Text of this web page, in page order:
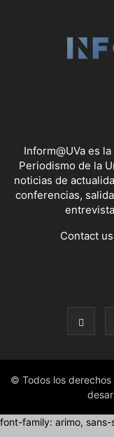
Inform@UVa es
Periodismo de la
noticias de
conferencias,
Contact
© Todos los derechos
font-family: arimo,